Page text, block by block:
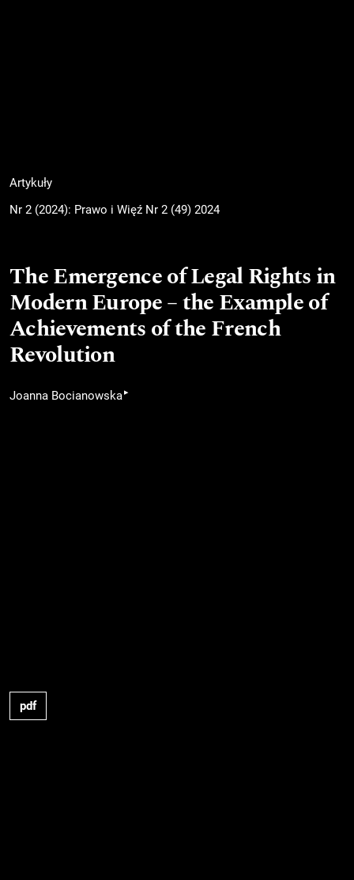
Artykuły
Nr 2 (2024): Prawo i Więź Nr 2 (49) 2024
The Emergence of Legal Rights in
Modern Europe – the Example of
Achievements of the French
Revolution
Joanna Bocianowska ▸
pdf